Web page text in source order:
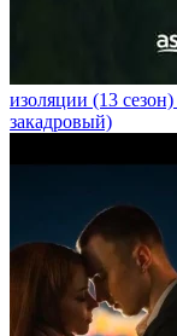
изоляции (13 сезон)
закадровый)